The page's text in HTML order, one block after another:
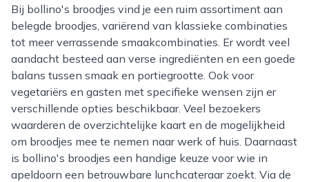
Bij bollino's broodjes vind je een ruim assortiment aan
belegde broodjes, variërend van klassieke combinaties
tot meer verrassende smaakcombinaties. Er wordt veel
aandacht besteed aan verse ingrediënten en een goede
balans tussen smaak en portiegrootte. Ook voor
vegetariërs en gasten met specifieke wensen zijn er
verschillende opties beschikbaar. Veel bezoekers
waarderen de overzichtelijke kaart en de mogelijkheid
om broodjes mee te nemen naar werk of huis. Daarnaast
is bollino's broodjes een handige keuze voor wie in
apeldoorn een betrouwbare lunchcateraar zoekt. Via de